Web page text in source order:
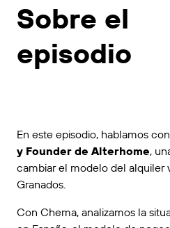
Sobre el
episodio
En este episodio, hablamos con
y Founder de Alterhome,
cambiar el modelo del alquiler
Granados.
Con Chema, analizamos la